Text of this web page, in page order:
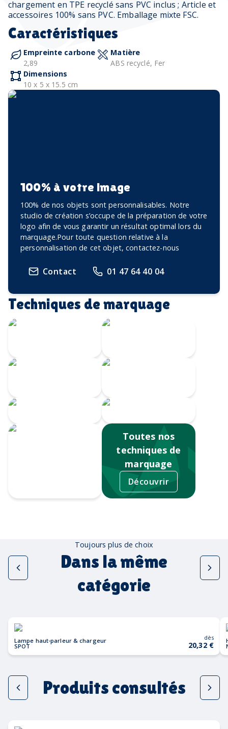
chargement en TPE recyclé sans PVC inclus ; Article et
accessoires 100% sans PVC. Emballage mixte FSC.
Caractéristiques
Empreinte carbone
2,89
Matière
ABS recyclé, Fer
Dimensions
10 x 5 x 15.5 cm
100% à votre image
100% de nos objets sont personnalisables. Notre
studio de création s’occupe de la préparation de votre
logo afin de vous garantir un résultat optimal lors du
marquage.Pour toute question relative à la
personnalisation de cet objet, contactez-nous
Contact 01 47 64 40 04
Techniques de marquage
Toutes nos
techniques de
marquage
Découvrir
Toujours plus de choix
Dans la même
catégorie
Lampe haut-parleur & chargeur
SPOT
dès
20,32 €
Produits consultés